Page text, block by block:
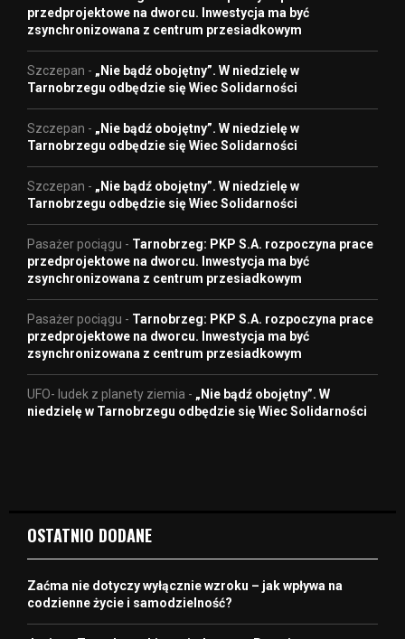
przedprojektowe na dworcu. Inwestycja ma być
zsynchronizowana z centrum przesiadkowym
Szczepan - „Nie bądź obojętny”. W niedzielę w
Tarnobrzegu odbędzie się Wiec Solidarności
Szczepan - „Nie bądź obojętny”. W niedzielę w
Tarnobrzegu odbędzie się Wiec Solidarności
Szczepan - „Nie bądź obojętny”. W niedzielę w
Tarnobrzegu odbędzie się Wiec Solidarności
Pasażer pociągu - Tarnobrzeg: PKP S.A. rozpoczyna prace
przedprojektowe na dworcu. Inwestycja ma być
zsynchronizowana z centrum przesiadkowym
Pasażer pociągu - Tarnobrzeg: PKP S.A. rozpoczyna prace
przedprojektowe na dworcu. Inwestycja ma być
zsynchronizowana z centrum przesiadkowym
UFO- ludek z planety ziemia - „Nie bądź obojętny”. W
niedzielę w Tarnobrzegu odbędzie się Wiec Solidarności
OSTATNIO DODANE
Zaćma nie dotyczy wyłącznie wzroku – jak wpływa na
codzienne życie i samodzielność?